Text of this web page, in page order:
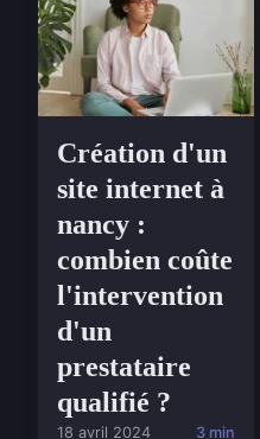
Création d'un
site internet à
nancy :
combien coûte
l'intervention
d'un
prestataire
qualifié ?
18 avril 2024 3 min